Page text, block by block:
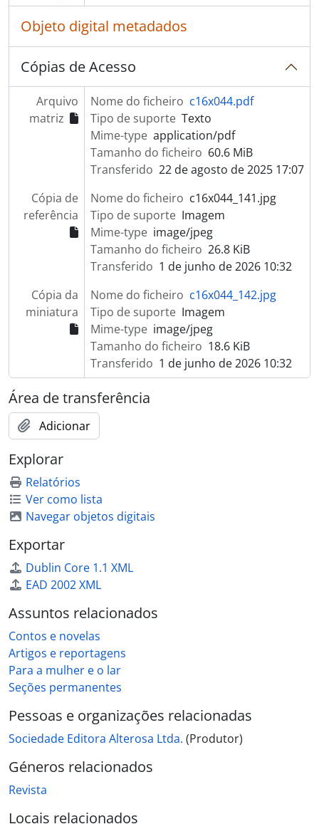
Objeto digital metadados
Cópias de Acesso
Arquivo
matriz
Nome do ficheiro c16x044.pdf
Tipo de suporte Texto
Mime-type application/pdf
Tamanho do ficheiro 60.6 MiB
Transferido 22 de agosto de 2025 17:07
Cópia de
referência
Nome do ficheiro c16x044_141.jpg
Tipo de suporte Imagem
Mime-type image/jpeg
Tamanho do ficheiro 26.8 KiB
Transferido 1 de junho de 2026 10:32
Cópia da
miniatura
Nome do ficheiro c16x044_142.jpg
Tipo de suporte Imagem
Mime-type image/jpeg
Tamanho do ficheiro 18.6 KiB
Transferido 1 de junho de 2026 10:32
Área de transferência
Adicionar
Explorar
Relatórios
Ver como lista
Navegar objetos digitais
Exportar
Dublin Core 1.1 XML
EAD 2002 XML
Assuntos relacionados
Contos e novelas
Artigos e reportagens
Para a mulher e o lar
Seções permanentes
Pessoas e organizações relacionadas
Sociedade Editora Alterosa Ltda. (Produtor)
Géneros relacionados
Revista
Locais relacionados